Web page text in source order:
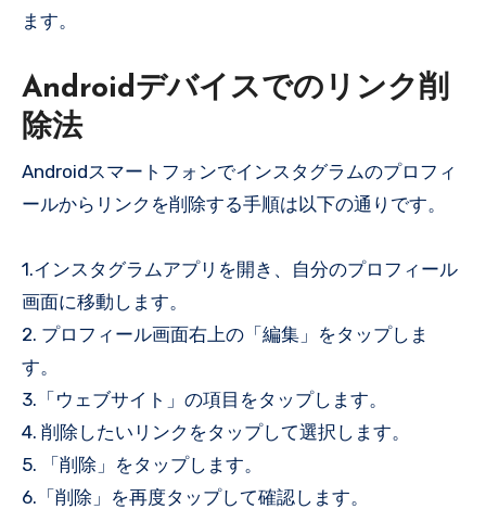
ます。
Androidデバイスでのリンク削
除法
Androidスマートフォンでインスタグラムのプロフィ
ールからリンクを削除する手順は以下の通りです。
1.インスタグラムアプリを開き、自分のプロフィール
画面に移動します。
2. プロフィール画面右上の「編集」をタップしま
す。
3.「ウェブサイト」の項目をタップします。
4. 削除したいリンクをタップして選択します。
5. 「削除」をタップします。
6.「削除」を再度タップして確認します。